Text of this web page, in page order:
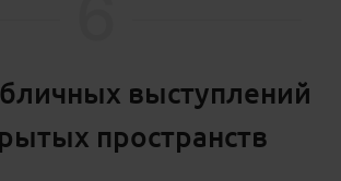
выступлений
пространств